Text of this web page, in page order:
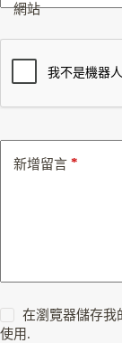
網站
新增留言 *
在瀏覽器儲存我
使用.